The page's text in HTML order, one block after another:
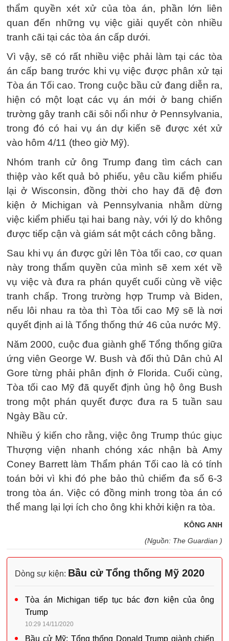
thẩm quyền xét xử của tòa án, phần lớn liên
quan đến những vụ việc giải quyết còn nhiều
tranh cãi tại các tòa án cấp dưới.
Vì vậy, sẽ có rất nhiều việc phải làm tại các tòa
án cấp bang trước khi vụ việc được phân xử tại
Tòa án Tối cao. Trong cuộc bầu cử đang diễn ra,
hiện có một loạt các vụ án mới ở bang chiến
trường gây tranh cãi sôi nổi như ở Pennsylvania,
trong đó có hai vụ án dự kiến sẽ được xét xử
vào hôm 4/11 (theo giờ Mỹ).
Nhóm tranh cử ông Trump đang tìm cách can
thiệp vào kết quả bỏ phiếu, yêu cầu kiểm phiếu
lại ở Wisconsin, đồng thời cho hay đã đệ đơn
kiện ở Michigan và Pennsylvania nhằm dừng
việc kiểm phiếu tại hai bang này, với lý do không
được tiếp cận và giám sát một cách công bằng.
Sau khi vụ án được gửi lên Tòa tối cao, cơ quan
này trong thẩm quyền của mình sẽ xem xét về
vụ việc và đưa ra phán quyết cuối cùng về việc
tranh chấp. Trong trường hợp Trump và Biden,
nếu lôi nhau ra tòa thì Tòa tối cao Mỹ sẽ là nơi
quyết định ai là Tổng thống thứ 46 của nước Mỹ.
Năm 2000, cuộc đua giành ghế Tổng thống giữa
ứng viên George W. Bush và đối thủ Dân chủ Al
Gore từng phải phân định ở Florida. Cuối cùng,
Tòa tối cao Mỹ đã quyết định ủng hộ ông Bush
trong một phán quyết được đưa ra 5 tuần sau
Ngày Bầu cử.
Nhiều ý kiến cho rằng, việc ông Trump thúc giục
Thượng viện nhanh chóng xác nhận bà Amy
Coney Barrett làm Thẩm phán Tối cao là có tính
toán bởi vì khi đó phe bảo thủ chiếm đa số 6-3
trong tòa án. Việc có đồng minh trong tòa án có
thể mang lại lợi ích cho ông khi khởi kiện ra tòa.
KÔNG ANH
(Nguồn: The Guardian )
Dòng sự kiện: Bầu cử Tổng thống Mỹ 2020
Tòa án Michigan tiếp tục bác đơn kiện của ông
Trump
10:29 14/11/2020
Bầu cử Mỹ: Tổng thống Donald Trump giành chiến